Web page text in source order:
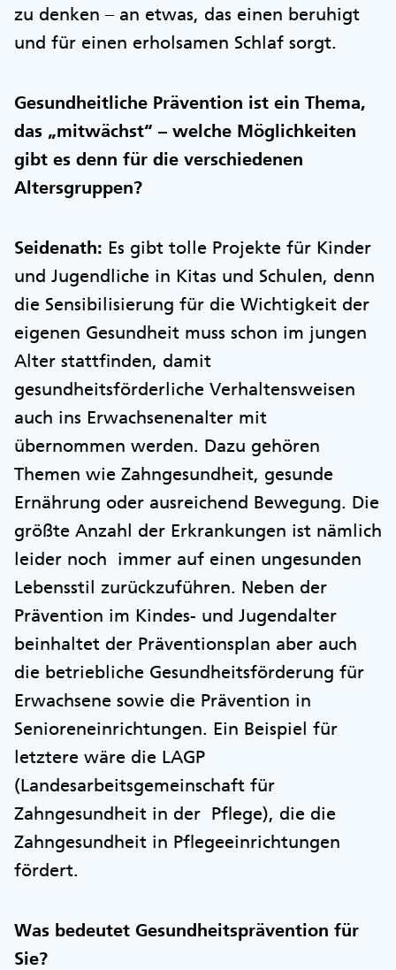
zu denken – an etwas, das einen beruhigt
und für einen erholsamen Schlaf sorgt.
Gesundheitliche Prävention ist ein Thema,
das „mitwächst“ – welche Möglichkeiten
gibt es denn für die verschiedenen
Altersgruppen?
Seidenath: Es gibt tolle Projekte für Kinder
und Jugendliche in Kitas und Schulen, denn
die Sensibilisierung für die Wichtigkeit der
eigenen Gesundheit muss schon im jungen
Alter stattfinden, damit
gesundheitsförderliche Verhaltensweisen
auch ins Erwachsenenalter mit
übernommen werden. Dazu gehören
Themen wie Zahngesundheit, gesunde
Ernährung oder ausreichend Bewegung. Die
größte Anzahl der Erkrankungen ist nämlich
leider noch immer auf einen ungesunden
Lebensstil zurückzuführen. Neben der
Prävention im Kindes- und Jugendalter
beinhaltet der Präventionsplan aber auch
die betriebliche Gesundheitsförderung für
Erwachsene sowie die Prävention in
Senioreneinrichtungen. Ein Beispiel für
letztere wäre die LAGP
(Landesarbeitsgemeinschaft für
Zahngesundheit in der Pflege), die die
Zahngesundheit in Pflegeeinrichtungen
fördert.
Was bedeutet Gesundheitsprävention für
Sie?